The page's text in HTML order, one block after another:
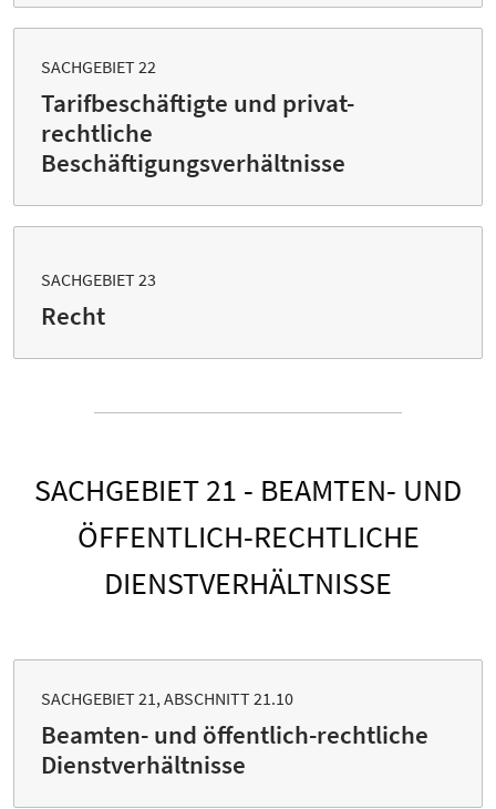
SACHGEBIET 22
Tarifbeschäftigte und privat-
rechtliche
Beschäftigungsverhältnisse
SACHGEBIET 23
Recht
SACHGEBIET 21 - BEAMTEN- UND
ÖFFENTLICH-RECHTLICHE
DIENSTVERHÄLTNISSE
SACHGEBIET 21, ABSCHNITT 21.10
Beamten- und öffentlich-rechtliche
Dienstverhältnisse